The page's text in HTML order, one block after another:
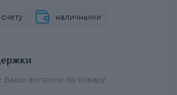
наличными
Ваши вопросы по товару